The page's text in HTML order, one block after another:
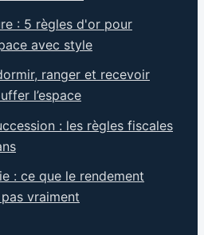
: 5 règles d'or pour
avec style
ranger et recevoir
l’espace
: les règles fiscales
: ce que le rendement
vraiment